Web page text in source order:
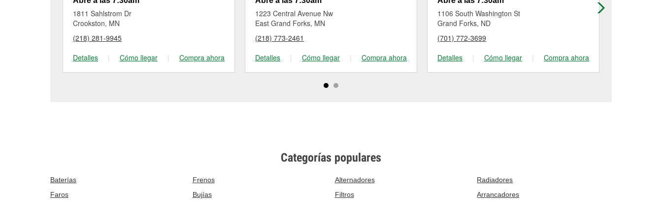
1811 Sahlstrom Dr
Crookston, MN
(218) 281-9945
Detalles
| Cómo llegar | Compra ahora
1223 Central Avenue Nw
East Grand Forks, MN
(218) 773-2461
Detalles
| Cómo llegar | Compra ahora
1106 South Washington St
Grand Forks, ND
(701) 772-3699
Detalles
| Cómo llegar | Compra ahora
Categorías populares
Baterías Frenos Alternadores
Radiadores
Faros
Bujías Filtros Arrancadores